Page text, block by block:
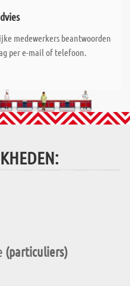
medewerkers beantwoorden
per e-mail of telefoon.
(particuliers)